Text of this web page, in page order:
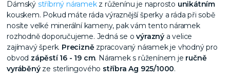
Dámský stříbrný náramekz růženínu je naprosto unikátním
kouskem. Pokud máte ráda výraznější šperky a ráda při sobě
nosíte velké minerální kameny, pak vám tento náramek
rozhodně doporučujeme. Jedná se ovýraznýa velice
zajímavý šperk. Preciznězpracovaný náramek je vhodný pro
obvod zápěstí 16 - 19 cm. Náramek s růženínem je ručně
vyráběnýze sterlingového stříbra Ag 925/1000.